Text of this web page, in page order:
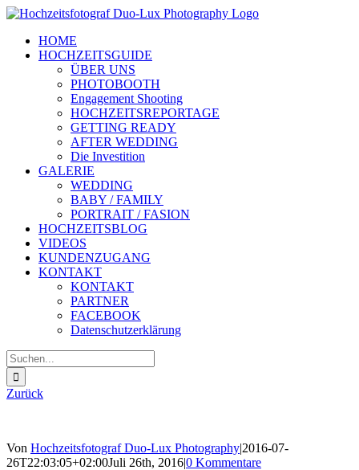
Zum
springenHOME
HOCHZEITSGUIDE
ÜBER UNS
PHOTOBOOTH
Engagement Shooting
HOCHZEITSREPORTAGE
GETTING READY
AFTER WEDDING
Die Investition
GALERIE
WEDDING
BABY / FAMILY
PORTRAIT / FASION
HOCHZEITSBLOG
VIDEOS
KUNDENZUGANG
KONTAKT
KONTAKT
PARTNER
FACEBOOK
Datenschutzerklärung
Suche
nach:
Zurück
Von Hochzeitsfotograf Duo-Lux Photography|2016-07-
26T22:03:05+02:00Juli 26th, 2016|0 Kommentare